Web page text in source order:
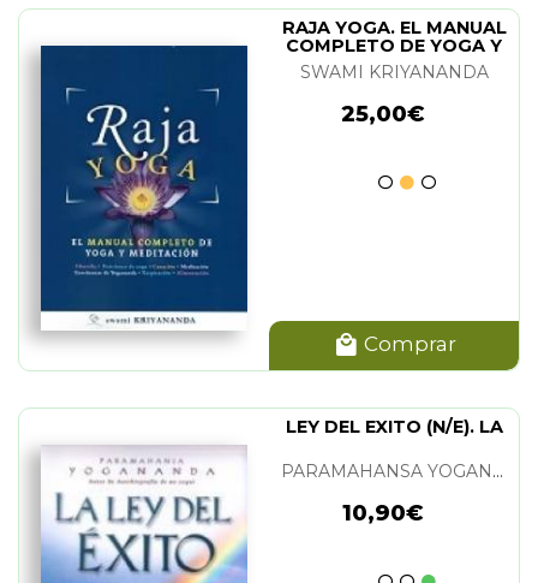
RAJA YOGA. EL MANUAL
COMPLETO DE YOGA Y
MEDITACION
SWAMI KRIYANANDA
25,00€
Comprar
LEY DEL EXITO (N/E). LA
PARAMAHANSA YOGANANDA
10,90€